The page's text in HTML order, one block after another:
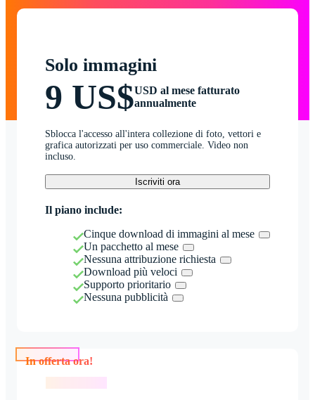
Solo immagini
9 US$USD al mese fatturato
annualmente
Sblocca l'accesso all'intera collezione di foto, vettori e
grafica autorizzati per uso commerciale. Video non
incluso.
Iscriviti ora
Il piano include:
Cinque download di immagini al mese
Un pacchetto al mese
Nessuna attribuzione richiesta
Download più veloci
Supporto prioritario
Nessuna pubblicità